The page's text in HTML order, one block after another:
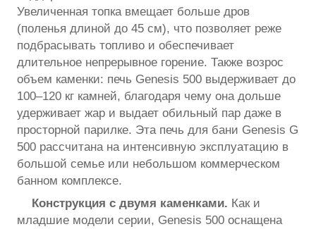
Увеличенная топка вмещает больше дров
(поленья длиной до 45 см), что позволяет реже
подбрасывать топливо и обеспечивает
длительное непрерывное горение. Также возрос
объем каменки: печь Genesis 500 выдерживает до
100–120 кг камней, благодаря чему она дольше
удерживает жар и выдает обильный пар даже в
просторной парилке. Эта печь для бани Genesis G
500 рассчитана на интенсивную эксплуатацию в
большой семье или небольшом коммерческом
банном комплексе.
Конструкция с двумя каменками. Как и
младшие модели серии, Genesis 500 оснащена